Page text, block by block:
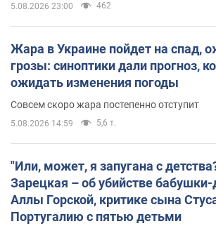
5.08.2026 23:00 462
Жара в Украине пойдет на спад,
грозы: синоптики дали прогноз,
ожидать изменения погоды
Совсем скоро жара постепенно отступит
5.08.2026 14:59 5,6 т.
"Или, может, я запугана с
Зарецкая – об убийстве бабушки-
Аллы Горской, критике сына
Португалию с пятью детьми